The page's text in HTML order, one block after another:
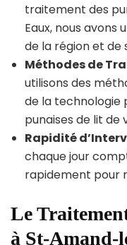
traitement des
Eaux, nous
de la région et de
Méthodes de
utilisons des
de la technologie
punaises de lit de
Rapidité
chaque jour
rapidement pour
Le
à St-Amand-